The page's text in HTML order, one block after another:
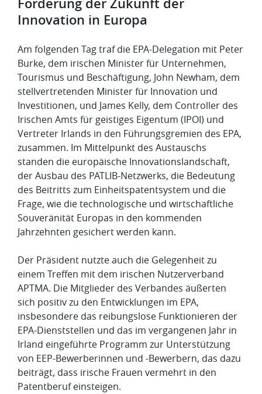
Förderung der Zukunft der
Innovation in Europa
Am folgenden Tag traf die EPA-Delegation mit Peter
Burke, dem irischen Minister für Unternehmen,
Tourismus und Beschäftigung, John Newham, dem
stellvertretenden Minister für Innovation und
Investitionen, und James Kelly, dem Controller des
Irischen Amts für geistiges Eigentum (IPOI) und
Vertreter Irlands in den Führungsgremien des EPA,
zusammen. Im Mittelpunkt des Austauschs
standen die europäische Innovationslandschaft,
der Ausbau des PATLIB-Netzwerks, die Bedeutung
des Beitritts zum Einheitspatentsystem und die
Frage, wie die technologische und wirtschaftliche
Souveränität Europas in den kommenden
Jahrzehnten gesichert werden kann.
Der Präsident nutzte auch die Gelegenheit zu
einem Treffen mit dem irischen Nutzerverband
APTMA. Die Mitglieder des Verbandes äußerten
sich positiv zu den Entwicklungen im EPA,
insbesondere das reibungslose Funktionieren der
EPA-Dienststellen und das im vergangenen Jahr in
Irland eingeführte Programm zur Unterstützung
von EEP-Bewerberinnen und -Bewerbern, das dazu
beiträgt, dass irische Frauen vermehrt in den
Patentberuf einsteigen.